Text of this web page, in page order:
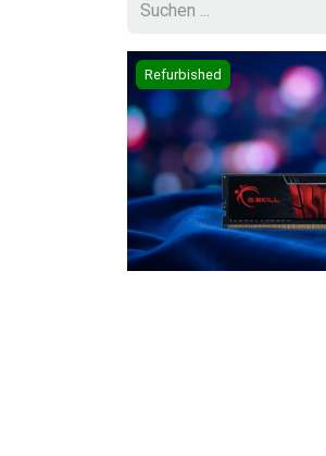
Refurbished